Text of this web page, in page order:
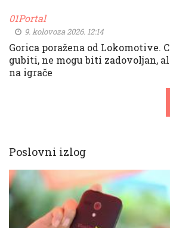
01Portal
9. kolovoza 2026. 12:14
Gorica poražena od Lokomotive.
gubiti, ne mogu biti zadovoljan,
na igrače
Poslovni izlog